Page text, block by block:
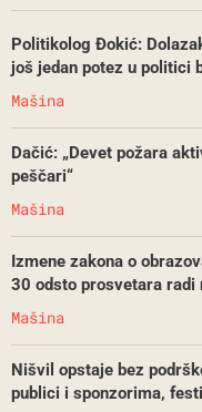
Politikolog Đokić:
još jedan potez u politici
Mašina
Dačić: „Devet požara
peščari“
Mašina
Izmene zakona o
30 odsto prosvetara radi
Mašina
Nišvil opstaje bez
publici i sponzorima,